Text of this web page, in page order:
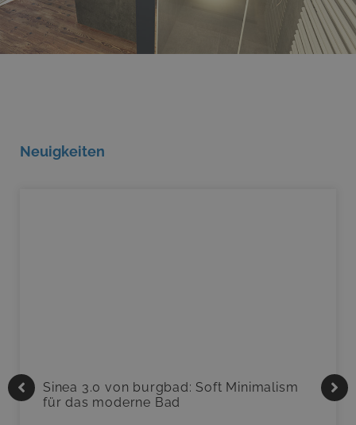
Neuigkeiten
Sinea 3.0 von burgbad: Soft Minimalism
für das moderne Bad